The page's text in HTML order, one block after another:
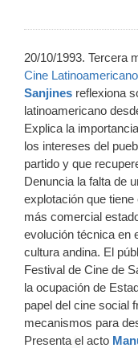
20/10/1993. Tercera
Cine Latinoamericano
Sanjines reflexiona
latinoamericano
Explica la
los intereses del
partido y que
Denuncia la falta de
explotación que
más comercial
evolución técnica en
cultura andina. El
Festival de Cine de
la ocupación de
papel del cine social
mecanismos para
Presenta el acto